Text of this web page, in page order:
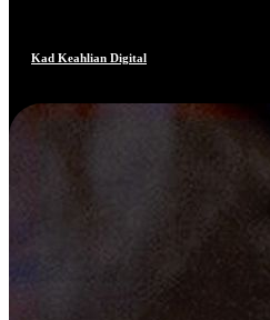
Kad Keahlian Digital